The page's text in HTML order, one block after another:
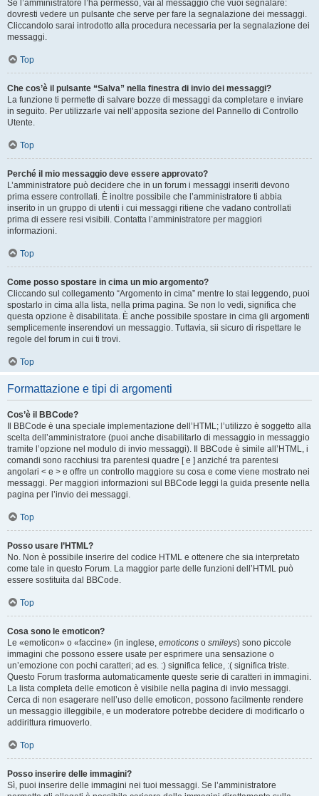
Se l’amministratore l’ha permesso, vai al messaggio che vuoi segnalare:
dovresti vedere un pulsante che serve per fare la segnalazione dei messaggi.
Cliccandolo sarai introdotto alla procedura necessaria per la segnalazione dei
messaggi.
Top
Che cos’è il pulsante “Salva” nella finestra di invio dei messaggi?
La funzione ti permette di salvare bozze di messaggi da completare e inviare
in seguito. Per utilizzarle vai nell’apposita sezione del Pannello di Controllo
Utente.
Top
Perché il mio messaggio deve essere approvato?
L’amministratore può decidere che in un forum i messaggi inseriti devono
prima essere controllati. È inoltre possibile che l’amministratore ti abbia
inserito in un gruppo di utenti i cui messaggi ritiene che vadano controllati
prima di essere resi visibili. Contatta l’amministratore per maggiori
informazioni.
Top
Come posso spostare in cima un mio argomento?
Cliccando sul collegamento “Argomento in cima” mentre lo stai leggendo, puoi
spostarlo in cima alla lista, nella prima pagina. Se non lo vedi, significa che
questa opzione è disabilitata. È anche possibile spostare in cima gli argomenti
semplicemente inserendovi un messaggio. Tuttavia, sii sicuro di rispettare le
regole del forum in cui ti trovi.
Top
Formattazione e tipi di argomenti
Cos’è il BBCode?
Il BBCode è una speciale implementazione dell’HTML; l’utilizzo è soggetto alla
scelta dell’amministratore (puoi anche disabilitarlo di messaggio in messaggio
tramite l’opzione nel modulo di invio messaggi). Il BBCode è simile all’HTML, i
comandi sono racchiusi tra parentesi quadre [ e ] anziché tra parentesi
angolari < e > e offre un controllo maggiore su cosa e come viene mostrato nei
messaggi. Per maggiori informazioni sul BBCode leggi la guida presente nella
pagina per l’invio dei messaggi.
Top
Posso usare l’HTML?
No. Non è possibile inserire del codice HTML e ottenere che sia interpretato
come tale in questo Forum. La maggior parte delle funzioni dell’HTML può
essere sostituita dal BBCode.
Top
Cosa sono le emoticon?
Le «emoticon» o «faccine» (in inglese, emoticons o smileys) sono piccole
immagini che possono essere usate per esprimere una sensazione o
un’emozione con pochi caratteri; ad es. :) significa felice, :( significa triste.
Questo Forum trasforma automaticamente queste serie di caratteri in immagini.
La lista completa delle emoticon è visibile nella pagina di invio messaggi.
Cerca di non esagerare nell’uso delle emoticon, possono facilmente rendere
un messaggio illeggibile, e un moderatore potrebbe decidere di modificarlo o
addirittura rimuoverlo.
Top
Posso inserire delle immagini?
Sì, puoi inserire delle immagini nei tuoi messaggi. Se l’amministratore